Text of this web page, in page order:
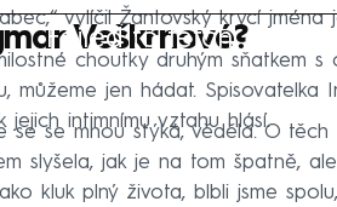
vylíčil Žantovský krycí jména
Failed to fetch
Veškrnové?
choutky druhým sňatkem s
můžeme jen hádat. Spisovatelka
intimnímu vztahu hlásí.
se se mnou stýká, věděla. O těch
slyšela, jak je na tom špatně,
kluk plný života, blbli jsme